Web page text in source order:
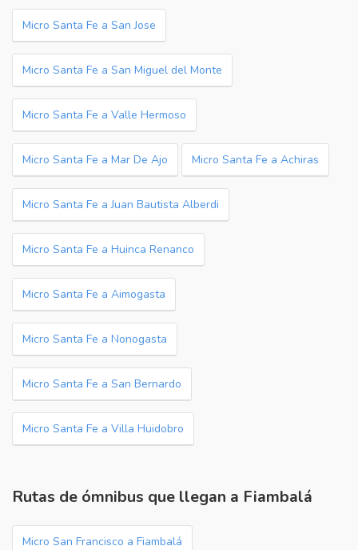
Micro Santa Fe a San Jose
Micro Santa Fe a San Miguel del Monte
Micro Santa Fe a Valle Hermoso
Micro Santa Fe a Mar De Ajo Micro Santa Fe a Achiras
Micro Santa Fe a Juan Bautista Alberdi
Micro Santa Fe a Huinca Renanco
Micro Santa Fe a Aimogasta
Micro Santa Fe a Nonogasta
Micro Santa Fe a San Bernardo
Micro Santa Fe a Villa Huidobro
Rutas de ómnibus que llegan a Fiambalá
Micro San Francisco a Fiambalá